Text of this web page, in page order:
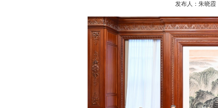
发布人：朱晓